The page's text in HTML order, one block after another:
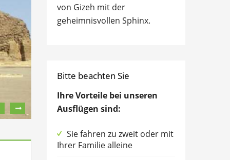
von Gizeh mit der
geheimnisvollen Sphinx.
Bitte beachten Sie
Ihre Vorteile bei unseren
Ausflügen sind:
Sie fahren zu zweit oder mit
Ihrer Familie alleine